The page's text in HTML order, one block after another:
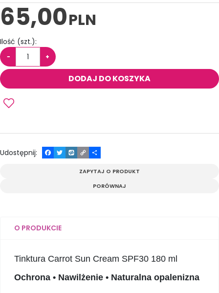
65,00PLN
Ilość (szt.):
− +
DODAJ DO KOSZYKA
Udostępnij:
F
a
T
w
W
y
C
o
p
y
P
o
d
z
i
ZAPYTAJ O PRODUKT
PORÓWNAJ
O PRODUKCIE
Tinktura Carrot Sun Cream SPF30 180 ml
Ochrona • Nawilżenie • Naturalna opalenizna